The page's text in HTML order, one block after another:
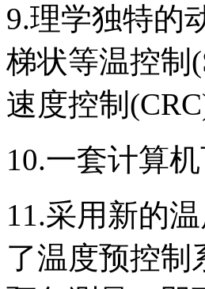
9.理学独特的
梯状等温控制
速度控制
10.一套计算
11.采用新的
了温度预控制